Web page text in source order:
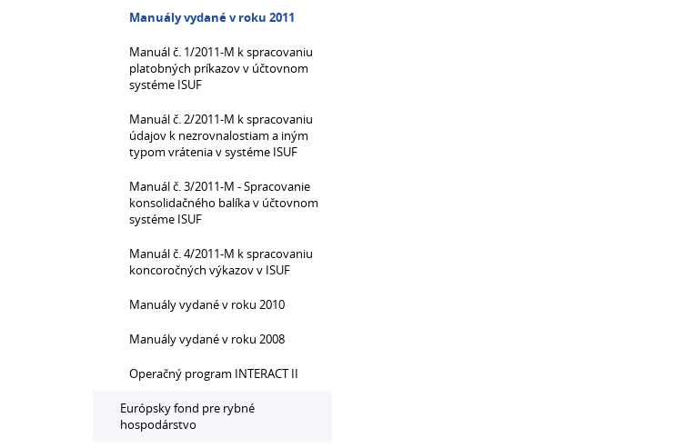
Manuály vydané v roku 2011
Manuál č. 1/2011-M k spracovaniu
platobných príkazov v účtovnom
systéme ISUF
Manuál č. 2/2011-M k spracovaniu
údajov k nezrovnalostiam a iným
typom vrátenia v systéme ISUF
Manuál č. 3/2011-M - Spracovanie
konsolidačného balíka v účtovnom
systéme ISUF
Manuál č. 4/2011-M k spracovaniu
koncoročných výkazov v ISUF
Manuály vydané v roku 2010
Manuály vydané v roku 2008
Operačný program INTERACT II
Európsky fond pre rybné
hospodárstvo